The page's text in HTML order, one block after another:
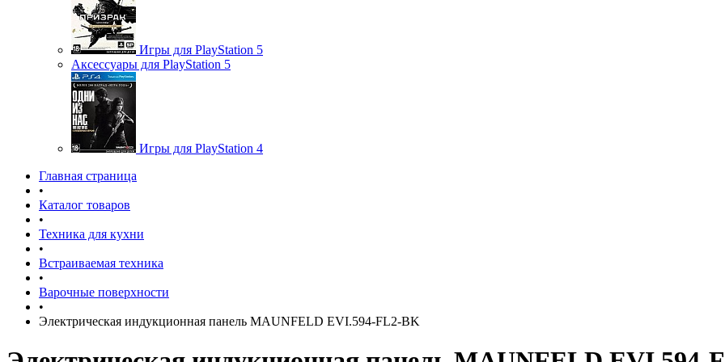
Игры для PlayStation 5
Аксессуары для PlayStation 5
Игры для PlayStation 4
Главная страница
•
Каталог товаров
•
Техника для кухни
•
Встраиваемая техника
•
Варочные поверхности
•
Электрическая индукционная панель MAUNFELD EVI.594-FL2-BK